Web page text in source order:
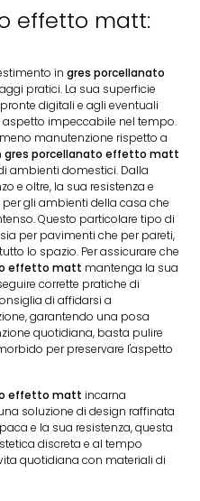
effetto matt:
ingres porcellanato
pratici. La sua superficie
digitali e agli eventuali
impeccabile nel tempo.
manutenzione rispetto a
gres porcellanato effetto matt
ambienti domestici. Dalla
e oltre, la sua resistenza e
gli ambienti della casa che
Questo particolare tipo di
per pavimenti che per pareti,
lo spazio. Per assicurare che
effetto matt mantenga la sua
corrette pratiche di
di affidarsi a
garantendo una posa
quotidiana, basta pulire
per preservare l'aspetto
effetto matt incarna
soluzione di design raffinata
e la sua resistenza, questa
discreta e al tempo
quotidiana con materiali di